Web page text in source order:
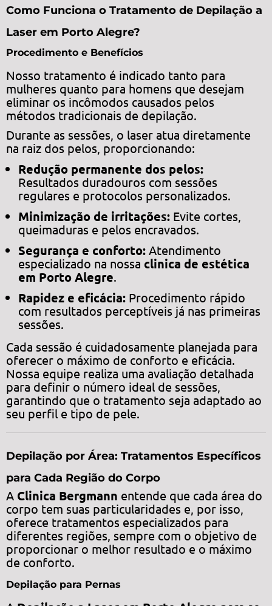
Como Funciona o Tratamento de Depilação a
Laser em Porto Alegre?
Procedimento e Benefícios
Nosso tratamento é indicado tanto para
mulheres quanto para homens que desejam
eliminar os incômodos causados pelos
métodos tradicionais de depilação.
Durante as sessões, o laser atua diretamente
na raiz dos pelos, proporcionando:
Redução permanente dos pelos:
Resultados duradouros com sessões
regulares e protocolos personalizados.
Minimização de irritações: Evite cortes,
queimaduras e pelos encravados.
Segurança e conforto: Atendimento
especializado na nossa clinica de estética
em Porto Alegre.
Rapidez e eficácia: Procedimento rápido
com resultados perceptíveis já nas primeiras
sessões.
Cada sessão é cuidadosamente planejada para
oferecer o máximo de conforto e eficácia.
Nossa equipe realiza uma avaliação detalhada
para definir o número ideal de sessões,
garantindo que o tratamento seja adaptado ao
seu perfil e tipo de pele.
Depilação por Área: Tratamentos Específicos
para Cada Região do Corpo
A Clinica Bergmann entende que cada área do
corpo tem suas particularidades e, por isso,
oferece tratamentos especializados para
diferentes regiões, sempre com o objetivo de
proporcionar o melhor resultado e o máximo
de conforto.
Depilação para Pernas